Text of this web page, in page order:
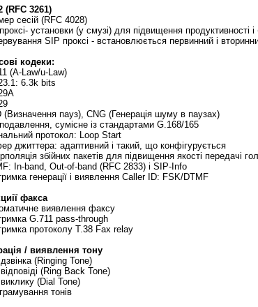
(RFC 3261)
сесій (RFC 4028)
установки (у смузі) для підвищення продуктивності і
SIP проксі - встановлюється первинний і
кодеки:
(A-Law/u-Law)
6.3k bits
(Визначення пауз), CNG (Генерація шуму в паузах)
сумісне із стандартами G.168/165
протокол: Loop Start
джиттера: адаптивний і такий, що конфігурується
збійних пакетів для підвищення якості передачі
In-band, Out-of-band (RFC 2833) і SIP-Info
генерації і виявлення Caller ID: FSK/DTMF
факса
виявлення факсу
G.711 pass-through
протоколу T.38 Fax relay
/ виявлення тону
дзвінка(Ringing Tone)
відповіді (Ring Back Tone)
виклику (Dial Tone)
тонів